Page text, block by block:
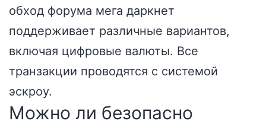
обход форума мега даркнет
поддерживает различные вариантов,
включая цифровые валюты. Все
транзакции проводятся с системой
эскроу.
Можно ли безопасно